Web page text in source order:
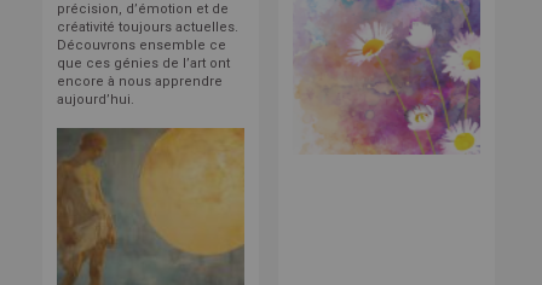
précision, d’émotion et de
créativité toujours actuelles.
Découvrons ensemble ce
que ces génies de l’art ont
encore à nous apprendre
aujourd’hui.